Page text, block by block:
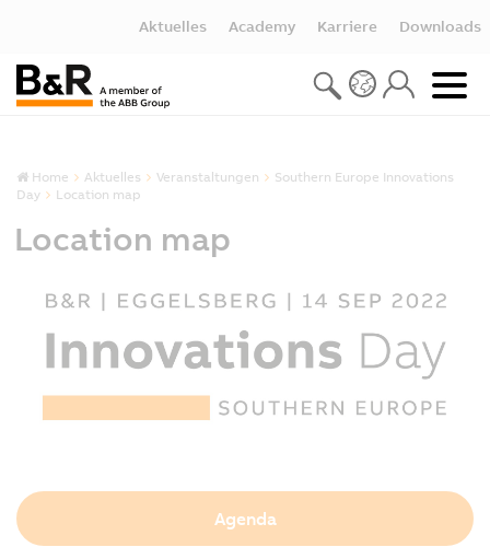
Aktuelles Academy Karriere Downloads
Home Aktuelles Veranstaltungen
Southern Europe Innovations
Day
Location map
Location map
Agenda